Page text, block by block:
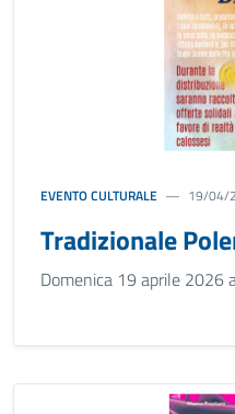
EVENTO CULTURALE 19/04/
Tradizionale
Domenica 19 aprile 2026